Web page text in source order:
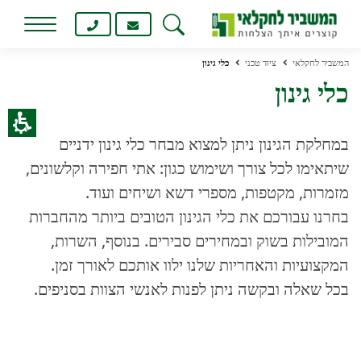
אינטרנט,
לחץ
אנטר
לעבור
לאזור
מרכזי
המשביר לחקלאי ציוד טכני כלי גינון
כלי גינון
במחלקת הגינון ניתן למצוא מבחר כלי גינון ידניים
שיתאימו לכל צורך ושימוש כגון: אתי חפירה וקלשונים,
מזמרות, מקטפות, מספרי דשא ושיחים ועוד.
בחרנו עבורכם את כלי הגינון הטובים ביותר מהחברות
המובילות בשוק ובמחירים סבירים. בנוסף, השרות,
המקצועיות והאחריות שלנו ילוו אותכם לאורך זמן.
בכל שאלה ובקשה ניתן לפנות לאנשי הצוות בסניפים.